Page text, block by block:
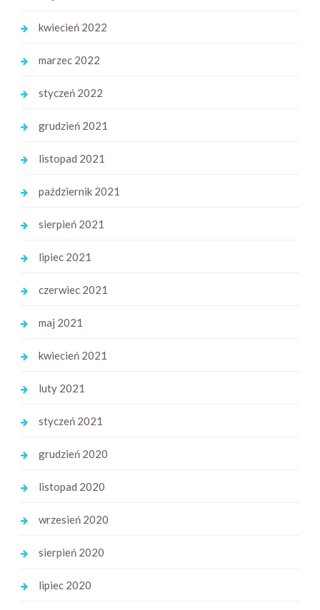
kwiecień 2022
marzec 2022
styczeń 2022
grudzień 2021
listopad 2021
październik 2021
sierpień 2021
lipiec 2021
czerwiec 2021
maj 2021
kwiecień 2021
luty 2021
styczeń 2021
grudzień 2020
listopad 2020
wrzesień 2020
sierpień 2020
lipiec 2020